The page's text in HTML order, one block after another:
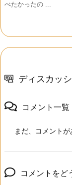
べたかったの ...
ディスカッ
コメント一覧
まだ、コメント
コメントをど